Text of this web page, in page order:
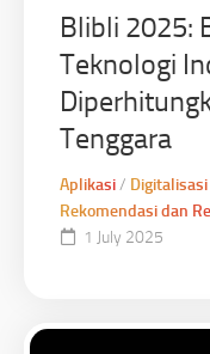
Blibli 2025:
Teknologi
Tenggara
Aplikasi/
Rekomendasi dan
1 July 2025